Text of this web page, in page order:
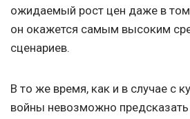
ожидаемый рост цен даже в том
он окажется самым высоким
сценариев.
В то же время, как и в случае с
войны невозможно